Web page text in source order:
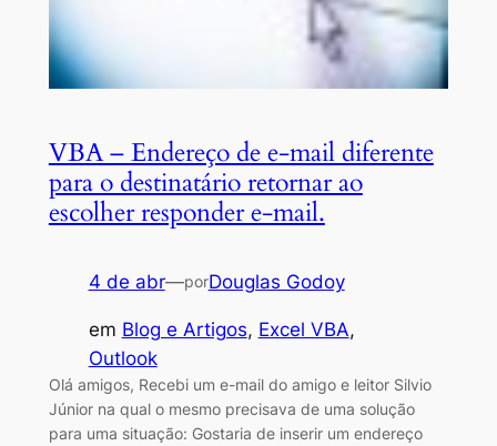
VBA – Endereço de e-mail diferente
para o destinatário retornar ao
escolher responder e-mail.
4 de abr—porDouglas Godoy
em Blog e Artigos, Excel VBA
Outlook
Olá amigos, Recebi um e-mail do amigo e leitor Silvio
Júnior na qual o mesmo precisava de uma solução
para uma situação: Gostaria de inserir um endereço